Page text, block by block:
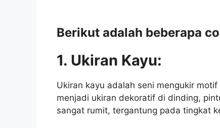
Berikut adalah beberapa
1. Ukiran Kayu:
Ukiran kayu adalah seni mengukir
menjadi ukiran dekoratif di dinding,
sangat rumit, tergantung pada tingkat